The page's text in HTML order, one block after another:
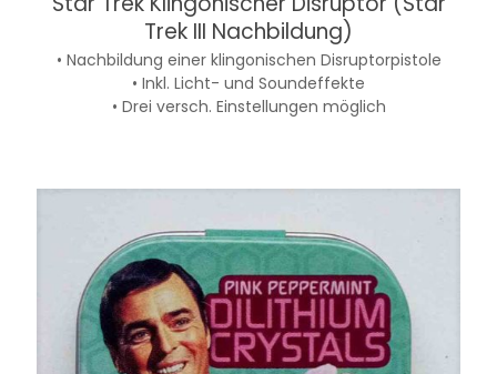
Trek III Nachbildung)
• Nachbildung einer klingonischen Disruptorpistole
• Inkl. Licht- und Soundeffekte
• Drei versch. Einstellungen möglich